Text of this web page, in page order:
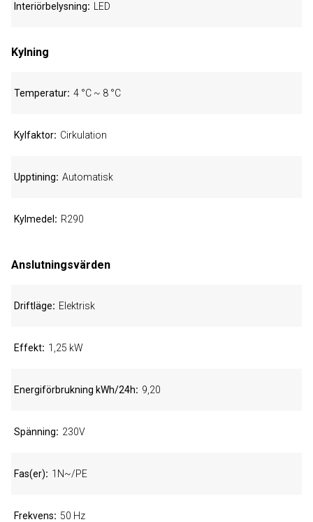
Interiörbelysning LED
Kylning
Temperatur 4 °C ~ 8 °C
Kylfaktor Cirkulation
Upptining Automatisk
Kylmedel R290
Anslutningsvärden
Driftläge Elektrisk
Effekt 1,25 kW
Energiförbrukning kWh/24h 9,20
Spänning 230V
Fas(er) 1N~/PE
Frekvens 50 Hz